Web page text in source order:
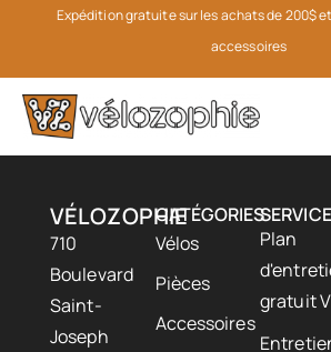
Expédition gratuite sur les achats de 200$
accessoires
VÉLOZOPHIE
710
Boulevard
Saint-
Joseph
CATÉGORIES
Vélos
Pièces
Accessoires
Plan
gratuit